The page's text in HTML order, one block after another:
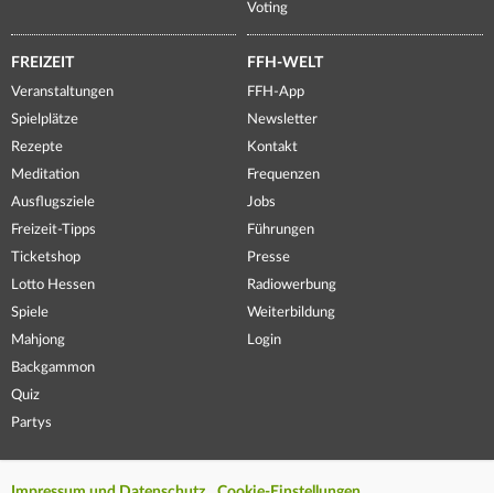
Voting
FREIZEIT
Veranstaltungen
Spielplätze
Rezepte
Meditation
Ausflugsziele
Freizeit-Tipps
Ticketshop
Lotto Hessen
Spiele
Mahjong
Backgammon
Quiz
Partys
FFH-WELT
FFH-App
Newsletter
Kontakt
Frequenzen
Jobs
Führungen
Presse
Radiowerbung
Weiterbildung
Login